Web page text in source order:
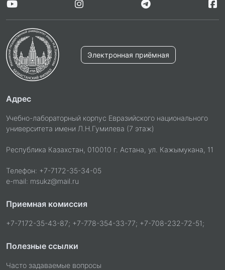
Электронная приёмная
Адрес
Учебно-лабораторный корпус Евразийского национального
университета имени Л.Н.Гумилева (7 этаж)
Республика Казахстан, 010010 г. Астана, ул. Кажымукана, 11
Телефон: +7-7172-35-34-05
e-mail: msukz@mail.ru
Приемная комиссия
+7-7172-35-43-87; +7-778-354-33-77; +7-708-232-72-51;
Полезные ссылки
Часто задаваемые вопросы